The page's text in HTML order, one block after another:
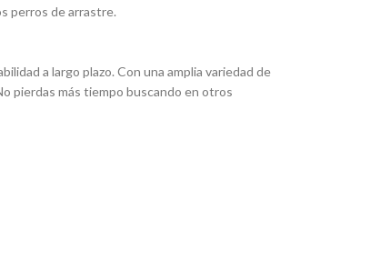
perros de arrastre.
a largo plazo. Con una amplia variedad de
pierdas más tiempo buscando en otros